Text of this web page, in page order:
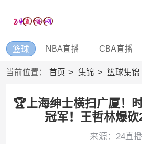
篮球 NBA直播 CBA直播
当前位置： 首页 集锦 篮球集锦
🏆上海绅士横扫广厦！
冠军！王哲林爆砍
来源：24直